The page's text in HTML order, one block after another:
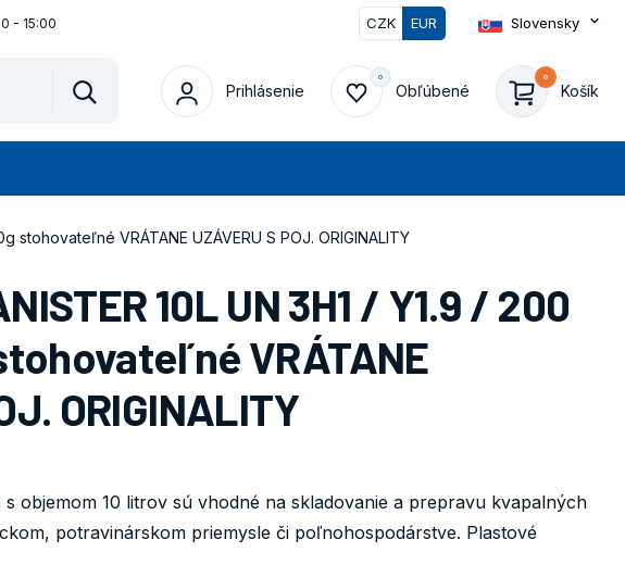
CZK EUR Slovensky
Vyhledat
Prihlásenie Obľúbené Košík
- 15:00
stohovateľné VRÁTANE UZÁVERU S POJ. ORIGINALITY
10L UN 3H1 / Y1.9 / 200
VRÁTANE
ORIGINALITY
objemom 10 litrov sú vhodné na skladovanie a prepravu kvapalných
potravinárskom priemysle či poľnohospodárstve. Plastové